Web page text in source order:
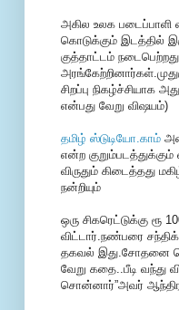
அகில உலக படைப்பாளி
கொடுக்கும் இடத்தில்
குத்தாட்டம்
சிறப்பு நிகழ்ச்சியாக
என்பது வேறு விஷயம்)
தமிழ் ஸ்டுடியோ.காம்
என்ற குறும்படத்துக்கும்
விருதும் கிடைத்தது
நன்றியும்
ஒரு சிகரெட்டுக்கு ரூ
விட்டார்.நண்பரை
தகவல் இது.சோதனை
வேறு கதை..பீடி வந்து
சொன்னார்”அவர்